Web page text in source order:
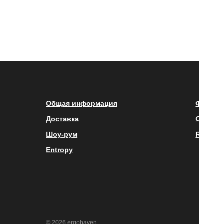
Общая информация
Доставка
Шоу-рум
Entropy
© 2026 ergohaven